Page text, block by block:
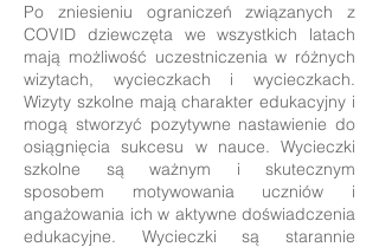
Po zniesieniu ograniczeń związanych z
COVID dziewczęta we wszystkich latach
mają możliwość uczestniczenia w różnych
wizytach, wycieczkach i wycieczkach.
Wizyty szkolne mają charakter edukacyjny i
mogą stworzyć pozytywne nastawienie do
osiągnięcia sukcesu w nauce. Wycieczki
szkolne są ważnym i skutecznym
sposobem motywowania uczniów i
angażowania ich w aktywne doświadczenia
edukacyjne. Wycieczki są starannie